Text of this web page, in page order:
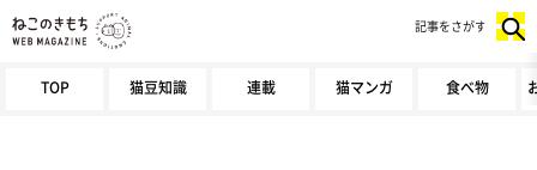
TOP 猫豆知識 連載 猫マンガ 食べ物
記事をさがす